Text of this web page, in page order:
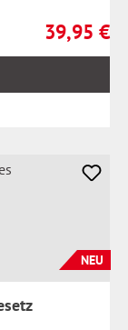
Regulärer
39,95 €
NEU